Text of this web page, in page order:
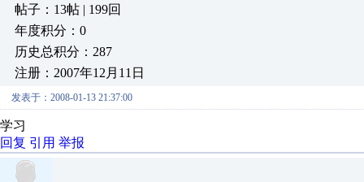
帖子：13帖 | 199回
年度积分：0
历史总积分：287
注册：2007年12月11日
发表于：2008-01-13 21:37:00
学习
回复 引用 举报